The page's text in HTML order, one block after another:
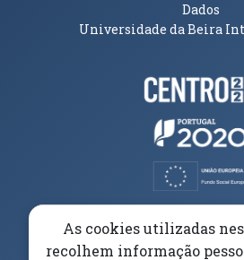
Dados
Universidade da Beira
Parceiros e
As cookies utilizadas
recolhem informação